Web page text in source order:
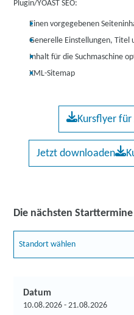
Plugin/YOAST SEO:
Einen vorgegebenen
Generelle Einstellungen, Titel
Inhalt für die Suchmaschine
XML-Sitemap
Kursflyer für
Jetzt downloaden
Die nächsten Starttermine
Standort wählen
Datum
10.08.2026 - 21.08.2026